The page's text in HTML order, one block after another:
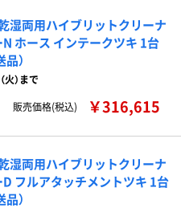
湿両用ハイブリットクリーナ
ホース インテークツキ 1台
）
火）まで
販売価格(税込)
￥316,615
湿両用ハイブリットクリーナ
フルアタッチメントツキ 1台
）